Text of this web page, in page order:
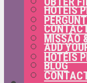
HOTÉIS
ADD
BLOG
MISSÃO
HOTÉIS